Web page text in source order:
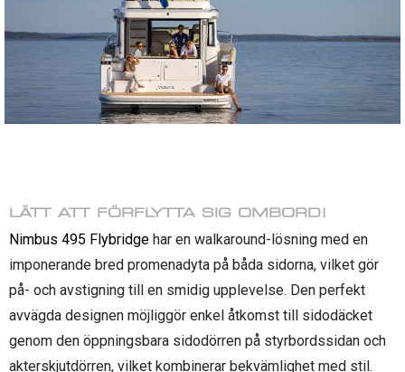
LÄTT ATT FÖRFLYTTA SIG OMBORD!
Nimbus 495 Flybridge har en walkaround-lösning med en
imponerande bred promenadyta på båda sidorna, vilket gör
på- och avstigning till en smidig upplevelse. Den perfekt
avvägda designen möjliggör enkel åtkomst till sidodäcket
genom den öppningsbara sidodörren på styrbordssidan och
akterskjutdörren, vilket kombinerar bekvämlighet med stil.